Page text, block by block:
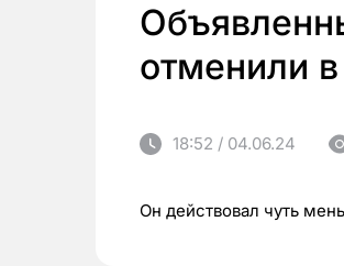
отменили
18:52 / 04.06.24
Он действовал чуть